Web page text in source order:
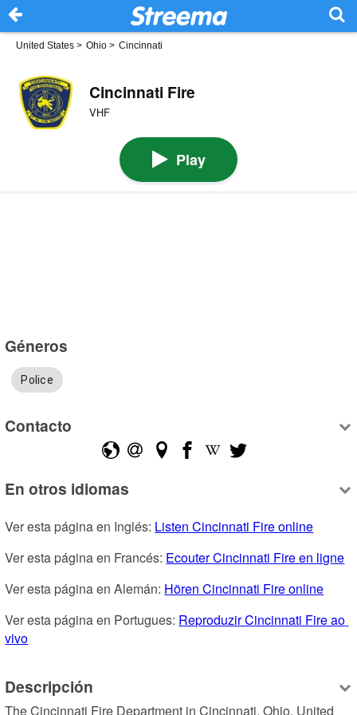
United States > Ohio > Cincinnati
Cincinnati Fire
VHF
Play
Géneros
Police
Contacto
En otros idiomas
Ver esta página en Inglés: Listen Cincinnati Fire online
Ver esta página en Francés: Ecouter Cincinnati Fire en ligne
Ver esta página en Alemán: Hören Cincinnati Fire online
Ver esta página en Portugues: Reproduzir Cincinnati Fire ao
vivo
Descripción
The Cincinnati Fire Department in Cincinnati, Ohio, United